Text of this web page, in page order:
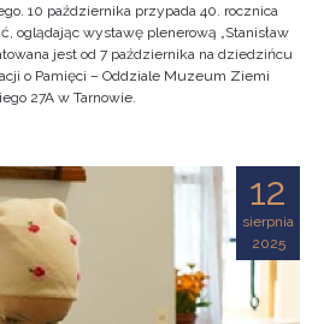
10 października przypada 40. rocznica
oglądając wystawę plenerową „Stanisław
jest od 7 października na dziedzińcu
o Pamięci – Oddziale Muzeum Ziemi
27A w Tarnowie.
12
sierpnia
2025